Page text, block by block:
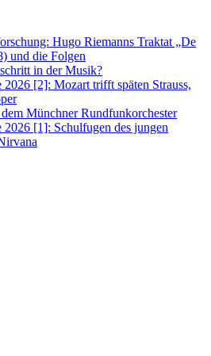
Hugo Riemanns Traktat „De
und die Folgen
in der Musik?
2026 [2]: Mozart trifft späten Strauss,
Münchner Rundfunkorchester
2026 [1]: Schulfugen des jungen